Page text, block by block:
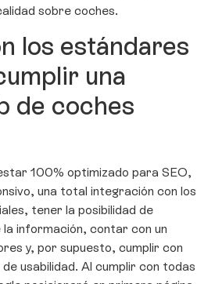
sobre coches.
los estándares
una
de coches
100% optimizado para SEO,
una total integración con los
tener la posibilidad de
información, contar con un
y, por supuesto, cumplir con
usabilidad. Al cumplir con todas